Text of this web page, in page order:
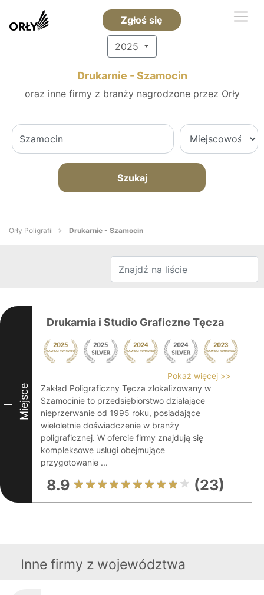
Zgłoś się
2025
Drukarnie - Szamocin
oraz inne firmy z branży nagrodzone przez Orły
Szukaj
Orły Poligrafii Drukarnie - Szamocin
I Miejsce
Drukarnia i Studio Graficzne Tęcza
Pokaż więcej >>
Zakład Poligraficzny Tęcza zlokalizowany w
Szamocinie to przedsiębiorstwo działające
nieprzerwanie od 1995 roku, posiadające
wieloletnie doświadczenie w branży
poligraficznej. W ofercie firmy znajdują się
kompleksowe usługi obejmujące
przygotowanie ...
8.9 (23)
Inne firmy z województwa